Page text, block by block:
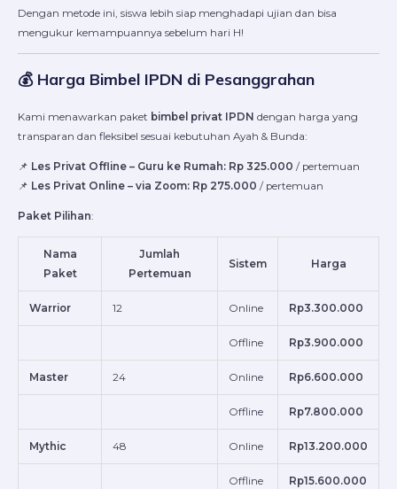
Dengan metode ini, siswa lebih siap menghadapi ujian dan bisa
mengukur kemampuannya sebelum hari H!
💰 Harga Bimbel IPDN di Pesanggrahan
Kami menawarkan paket bimbel privat IPDN dengan harga yang
transparan dan fleksibel sesuai kebutuhan Ayah & Bunda:
📌 Les Privat Offline – Guru ke Rumah: Rp 325.000 / pertemuan
📌 Les Privat Online – via Zoom: Rp 275.000 / pertemuan
Paket Pilihan:
Nama
Paket
Jumlah
Pertemuan
Sistem Harga
Warrior 12 Online Rp3.300.000
Offline Rp3.900.000
Master 24 Online Rp6.600.000
Offline Rp7.800.000
Mythic 48 Online Rp13.200.000
Offline Rp15.600.000